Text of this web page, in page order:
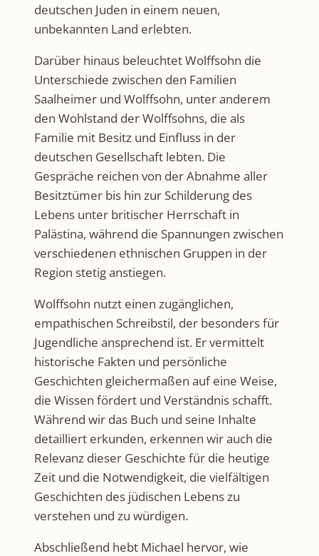
deutschen Juden in einem neuen,
unbekannten Land erlebten.
Darüber hinaus beleuchtet Wolffsohn die
Unterschiede zwischen den Familien
Saalheimer und Wolffsohn, unter anderem
den Wohlstand der Wolffsohns, die als
Familie mit Besitz und Einfluss in der
deutschen Gesellschaft lebten. Die
Gespräche reichen von der Abnahme aller
Besitztümer bis hin zur Schilderung des
Lebens unter britischer Herrschaft in
Palästina, während die Spannungen zwischen
verschiedenen ethnischen Gruppen in der
Region stetig anstiegen.
Wolffsohn nutzt einen zugänglichen,
empathischen Schreibstil, der besonders für
Jugendliche ansprechend ist. Er vermittelt
historische Fakten und persönliche
Geschichten gleichermaßen auf eine Weise,
die Wissen fördert und Verständnis schafft.
Während wir das Buch und seine Inhalte
detailliert erkunden, erkennen wir auch die
Relevanz dieser Geschichte für die heutige
Zeit und die Notwendigkeit, die vielfältigen
Geschichten des jüdischen Lebens zu
verstehen und zu würdigen.
Abschließend hebt Michael hervor, wie